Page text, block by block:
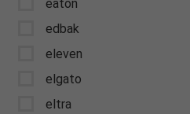
eaton
edbak
eleven
elgato
eltra